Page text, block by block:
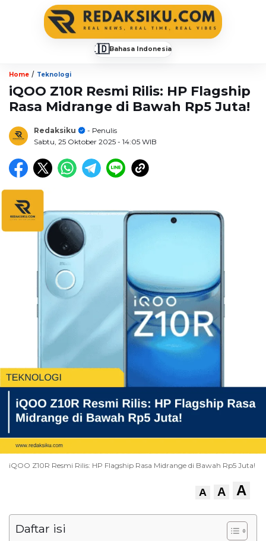
🇮🇩Bahasa Indonesia
Home / Teknologi
iQOO Z10R Resmi Rilis: HP Flagship
Rasa Midrange di Bawah Rp5 Juta!
Redaksiku
- Penulis
Sabtu, 25 Oktober 2025 - 14:05 WIB
iQOO Z10R Resmi Rilis: HP Flagship Rasa Midrange di Bawah Rp5 Juta!
A A A
Daftar isi